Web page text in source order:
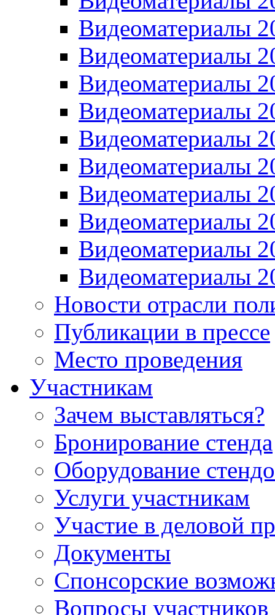
Видеоматериалы
Видеоматериалы
Видеоматериалы
Видеоматериалы
Видеоматериалы
Видеоматериалы
Видеоматериалы
Видеоматериалы
Видеоматериалы
Видеоматериалы
Новости отрасли
Публикации в прессе
Место проведения
Участникам
Зачем выставляться?
Бронирование стенда
Оборудование
Услуги участникам
Участие в деловой
Документы
Спонсорские
Вопросы участников